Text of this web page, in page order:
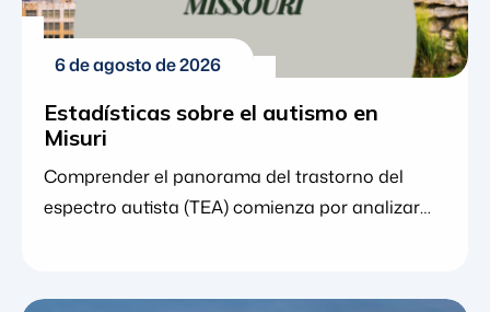
6 de agosto de 2026
Estadísticas sobre el autismo en
Misuri
Comprender el panorama del trastorno del
espectro autista (TEA) comienza por analizar
específicas del estado ofrecen mucho más que